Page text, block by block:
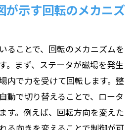
を知ることで現場力が向上
みの理解が技術力強化の鍵
造知識でトラブルを未然防
が示す回転のメカニズ
ることで、回転のメカニズムを
。まず、ステータが磁場を発生
内で力を受けて回転します。整
動で切り替えることで、ロータ
す。例えば、回転方向を変えた